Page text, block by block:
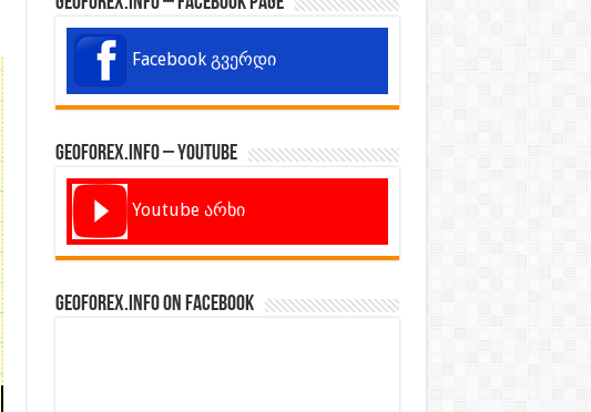
Facebook გვერდი
GeoForex.info – Youtube
Youtube არხი
GeoForex.info on Facebook